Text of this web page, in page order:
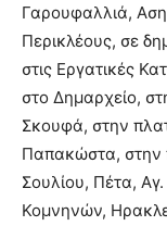
Γαρουφαλλιά,
Περικλέους, σε
στις Εργατικές
στο Δημαρχείο,
Σκουφά, στην
Παπακώστα, στην
Σουλίου, Πέτα,
Κομνηνών,